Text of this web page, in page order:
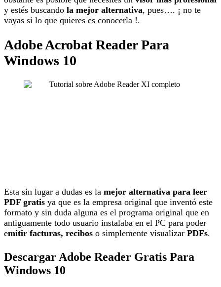
y estés buscando la mejor alternativa, pues…. ¡ no te
vayas si lo que quieres es conocerla !.
Adobe Acrobat Reader Para
Windows 10
Esta sin lugar a dudas es la mejor alternativa para leer
PDF gratis ya que es la empresa original que inventó este
formato y sin duda alguna es el programa original que en
antiguamente todo usuario instalaba en el PC para poder
emitir facturas, recibos o simplemente visualizar PDFs.
Descargar Adobe Reader Gratis Para
Windows 10